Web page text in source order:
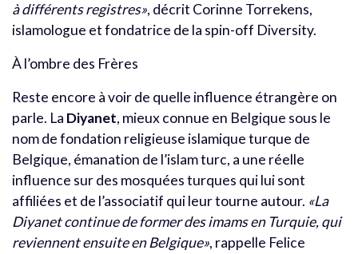
à différents registres», décrit Corinne Torrekens,
islamologue et fondatrice de la spin-off Diversity.
À l’ombre des Frères
Reste encore à voir de quelle influence étrangère on
parle. La Diyanet, mieux connue en Belgique sous le
nom de fondation religieuse islamique turque de
Belgique, émanation de l’islam turc, a une réelle
influence sur des mosquées turques qui lui sont
affiliées et de l’associatif qui leur tourne autour. «La
Diyanet continue de former des imams en Turquie, qui
reviennent ensuite en Belgique», rappelle Felice